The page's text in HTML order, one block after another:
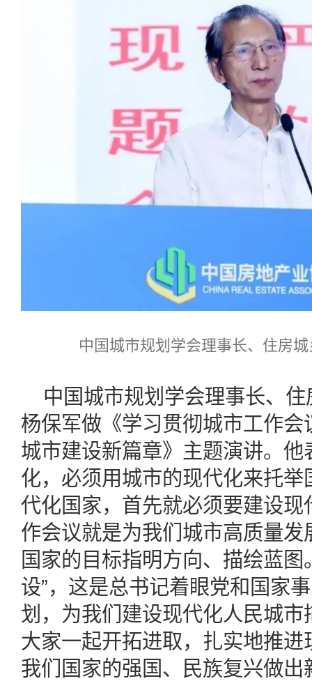
中国城市规划学会理事长、住房
中国城市规划学会理事长、
杨保军做《学习贯彻城市工作
城市建设新篇章》主题演讲。
化，必须用城市的现代化来托
代化国家，首先就必须要建设
作会议就是为我们城市高质量
国家的目标指明方向、描绘蓝图
设”，这是总书记着眼党和国家
划，为我们建设现代化人民城
大家一起开拓进取，扎实地推
我们国家的强国、民族复兴做出